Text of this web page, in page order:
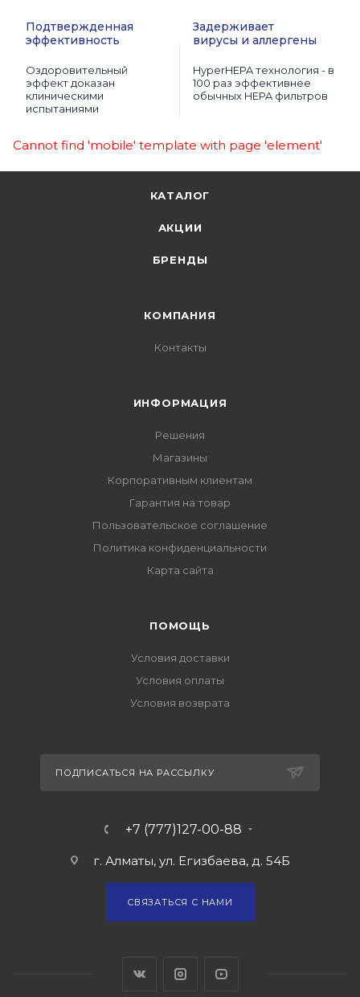
Подтвержденная
эффективность
Оздоровительный
эффект доказан
клиническими
испытаниями
Задерживает
вирусы и аллергены
HyperHEPA технология - в
100 раз эффективнее
обычных HEPA фильтров
Cannot find 'mobile' template with page 'element'
КАТАЛОГ
АКЦИИ
БРЕНДЫ
КОМПАНИЯ
Контакты
ИНФОРМАЦИЯ
Решения
Магазины
Корпоративным клиентам
Гарантия на товар
Пользовательское соглашение
Политика конфиденциальности
Карта сайта
ПОМОЩЬ
Условия доставки
Условия оплаты
Условия возврата
ПОДПИСАТЬСЯ НА РАССЫЛКУ
+7 (777)127-00-88
г. Алматы, ул. Егизбаева, д. 54Б
СВЯЗАТЬСЯ С НАМИ